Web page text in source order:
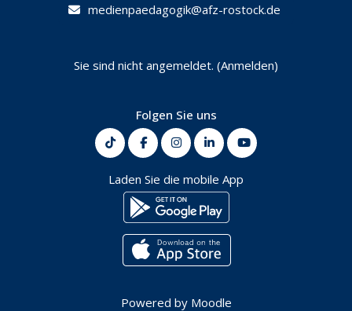
medienpaedagogik@afz-rostock.de
Sie sind nicht angemeldet. (Anmelden)
Folgen Sie uns
Laden Sie die mobile App
Powered by Moodle